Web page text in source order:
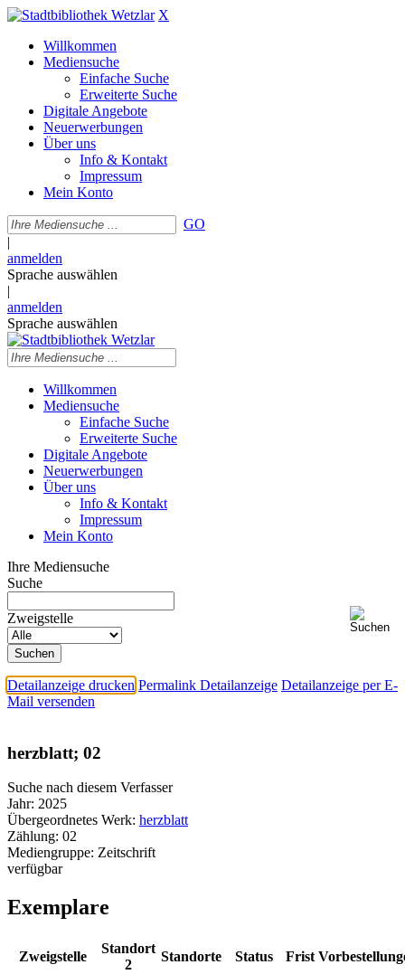
X
Willkommen
Mediensuche
Einfache Suche
Erweiterte Suche
Digitale Angebote
Neuerwerbungen
Über uns
Info & Kontakt
Impressum
Mein Konto
GO
|
anmelden
Sprache auswählen
|
anmelden
Sprache auswählen
Willkommen
Mediensuche
Einfache Suche
Erweiterte Suche
Digitale Angebote
Neuerwerbungen
Über uns
Info & Kontakt
Impressum
Mein Konto
Ihre Mediensuche
Suche
Zweigstelle
Detailanzeige drucken Permalink Detailanzeige Detailanzeige per E-
Mail versenden
herzblatt; 02
Suche nach diesem Verfasser
Jahr: 2025
Übergeordnetes Werk: herzblatt
Zählung: 02
Mediengruppe: Zeitschrift
verfügbar
Exemplare
Zweigstelle
Standort
2
Standorte Status Frist